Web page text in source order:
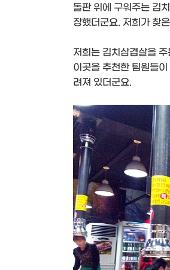
돌판 위에 구워주는 김
장했더군요. 저희가 찾
저희는 김치삼겹살을
이곳을 추천한 팀원들
려져 있더군요.